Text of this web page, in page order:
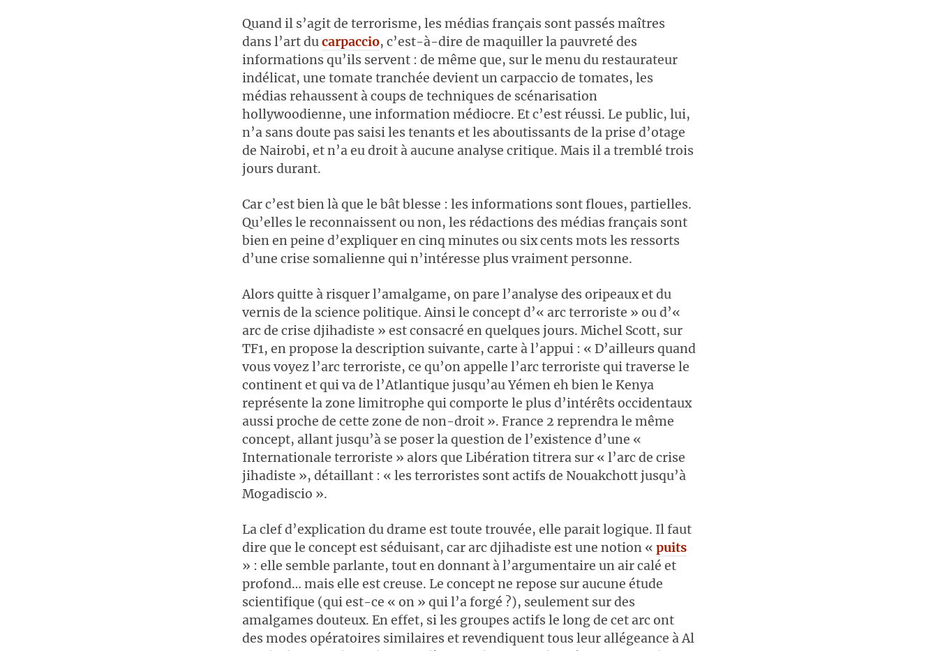
Quand il s’agit de terrorisme, les médias français sont passés maîtres
dans l’art ducarpaccio, c’est-à-dire de maquiller la pauvreté des
informations qu’ils servent : de même que, sur le menu du restaurateur
indélicat, une tomate tranchée devient un carpaccio de tomates, les
médias rehaussent à coups de techniques de scénarisation
hollywoodienne, une information médiocre. Et c’est réussi. Le public, lui,
n’a sans doute pas saisi les tenants et les aboutissants de la prise d’otage
de Nairobi, et n’a eu droit à aucune analyse critique. Mais il a tremblé trois
jours durant.
Car c’est bien là que le bât blesse : les informations sont floues, partielles.
Qu’elles le reconnaissent ou non, les rédactions des médias français sont
bien en peine d’expliquer en cinq minutes ou six cents mots les ressorts
d’une crise somalienne qui n’intéresse plus vraiment personne.
Alors quitte à risquer l’amalgame, on pare l’analyse des oripeaux et du
vernis de la science politique. Ainsi le concept d’« arc terroriste » ou d’«
arc de crise djihadiste » est consacré en quelques jours. Michel Scott, sur
TF1, en propose la description suivante, carte à l’appui : « D’ailleurs quand
vous voyez l’arc terroriste, ce qu’on appelle l’arc terroriste qui traverse le
continent et qui va de l’Atlantique jusqu’au Yémen eh bien le Kenya
représente la zone limitrophe qui comporte le plus d’intérêts occidentaux
aussi proche de cette zone de non-droit ». France 2 reprendra le même
concept, allant jusqu’à se poser la question de l’existence d’une «
Internationale terroriste » alors que Libération titrera sur « l’arc de crise
jihadiste », détaillant : « les terroristes sont actifs de Nouakchott jusqu’à
Mogadiscio ».
La clef d’explication du drame est toute trouvée, elle parait logique. Il faut
dire que le concept est séduisant, car arc djihadiste est une notion « puits
» : elle semble parlante, tout en donnant à l’argumentaire un air calé et
profond… mais elle est creuse. Le concept ne repose sur aucune étude
scientifique (qui est-ce « on » qui l’a forgé ?), seulement sur des
amalgames douteux. En effet, si les groupes actifs le long de cet arc ont
des modes opératoires similaires et revendiquent tous leur allégeance à Al